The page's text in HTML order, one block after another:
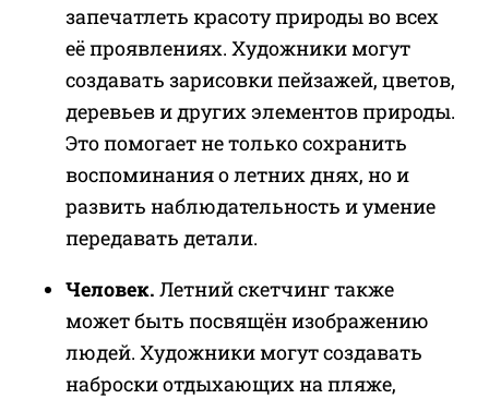
запечатлеть красоту природы во всех
её проявлениях. Художники могут
создавать зарисовки пейзажей, цветов,
деревьев и других элементов природы.
Это помогает не только сохранить
воспоминания о летних днях, но и
развить наблюдательность и умение
передавать детали.
Человек. Летний скетчинг также
может быть посвящён изображению
людей. Художники могут создавать
наброски отдыхающих на пляже,